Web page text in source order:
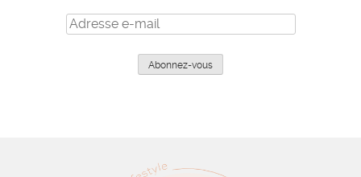
Adresse
e-
Abonnez-vous